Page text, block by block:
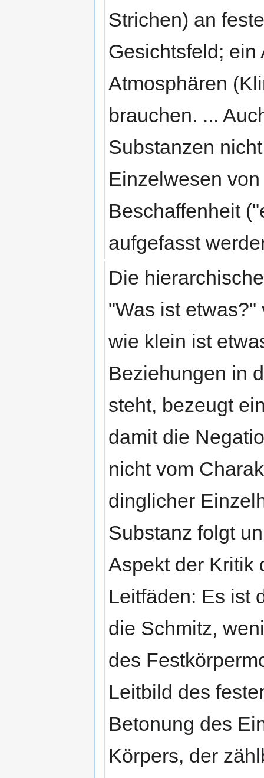
Strichen) an
Gesichtsfeld;
Atmosphären
brauchen. ...
Substanzen
Einzelwesen
Beschaffenheit
aufgefasst
Die
"Was ist
wie klein ist
Beziehungen in
steht, bezeugt
damit die
nicht vom
dinglicher
Substanz folgt
Aspekt der Kritik
Leitfäden: Es ist
die Schmitz,
des
Leitbild des
Betonung des
Körpers, der